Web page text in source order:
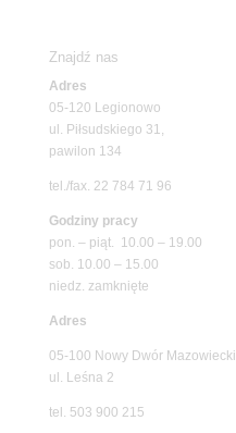
Znajdź nas
Adres
05-120 Legionowo
ul. Piłsudskiego 31,
pawilon 134
tel./fax. 22 784 71 96
Godziny pracy
pon. – piąt. 10.00 – 19.00
sob. 10.00 – 15.00
niedz. zamknięte
Adres
05-100 Nowy Dwór Mazowiecki
ul. Leśna 2
tel. 503 900 215